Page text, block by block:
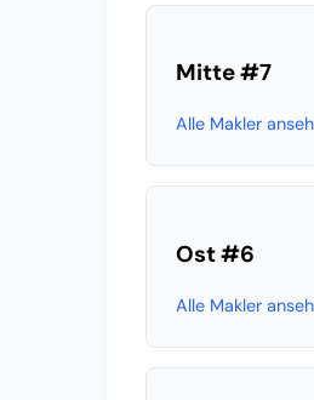
Mitte#7
Alle Makler
Ost#6
Alle Makler